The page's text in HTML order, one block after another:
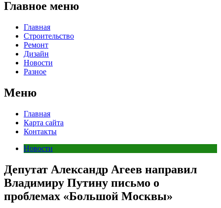
Главное меню
Главная
Строительство
Ремонт
Дизайн
Новости
Разное
Меню
Главная
Карта сайта
Контакты
Новости
Депутат Александр Агеев направил
Владимиру Путину письмо о
проблемах «Большой Москвы»